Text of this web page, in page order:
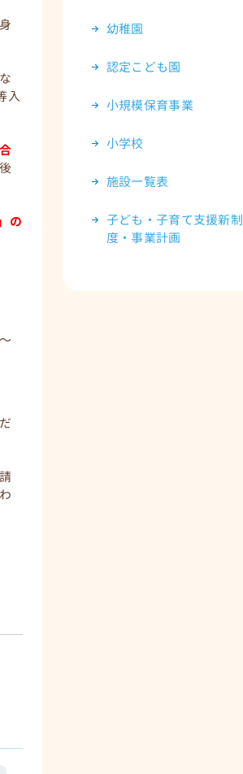
入
の
幼稚園
認定こども園
小規模保育事業
小学校
施設一覧表
子ども・子育て支援新制
度・事業計画